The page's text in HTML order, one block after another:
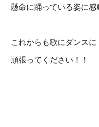
懸命に踊っている姿に
これからも歌にダンスに
頑張ってください！！